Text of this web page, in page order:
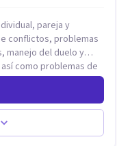
pareja y
conflictos, problemas
manejo del duelo y
como problemas de
de personas
es vital para la